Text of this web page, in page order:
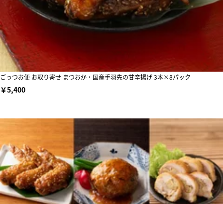
ごっつお便 お取り寄せ まつおか・国産手羽先の甘辛揚げ 3本×8パック
￥5,400